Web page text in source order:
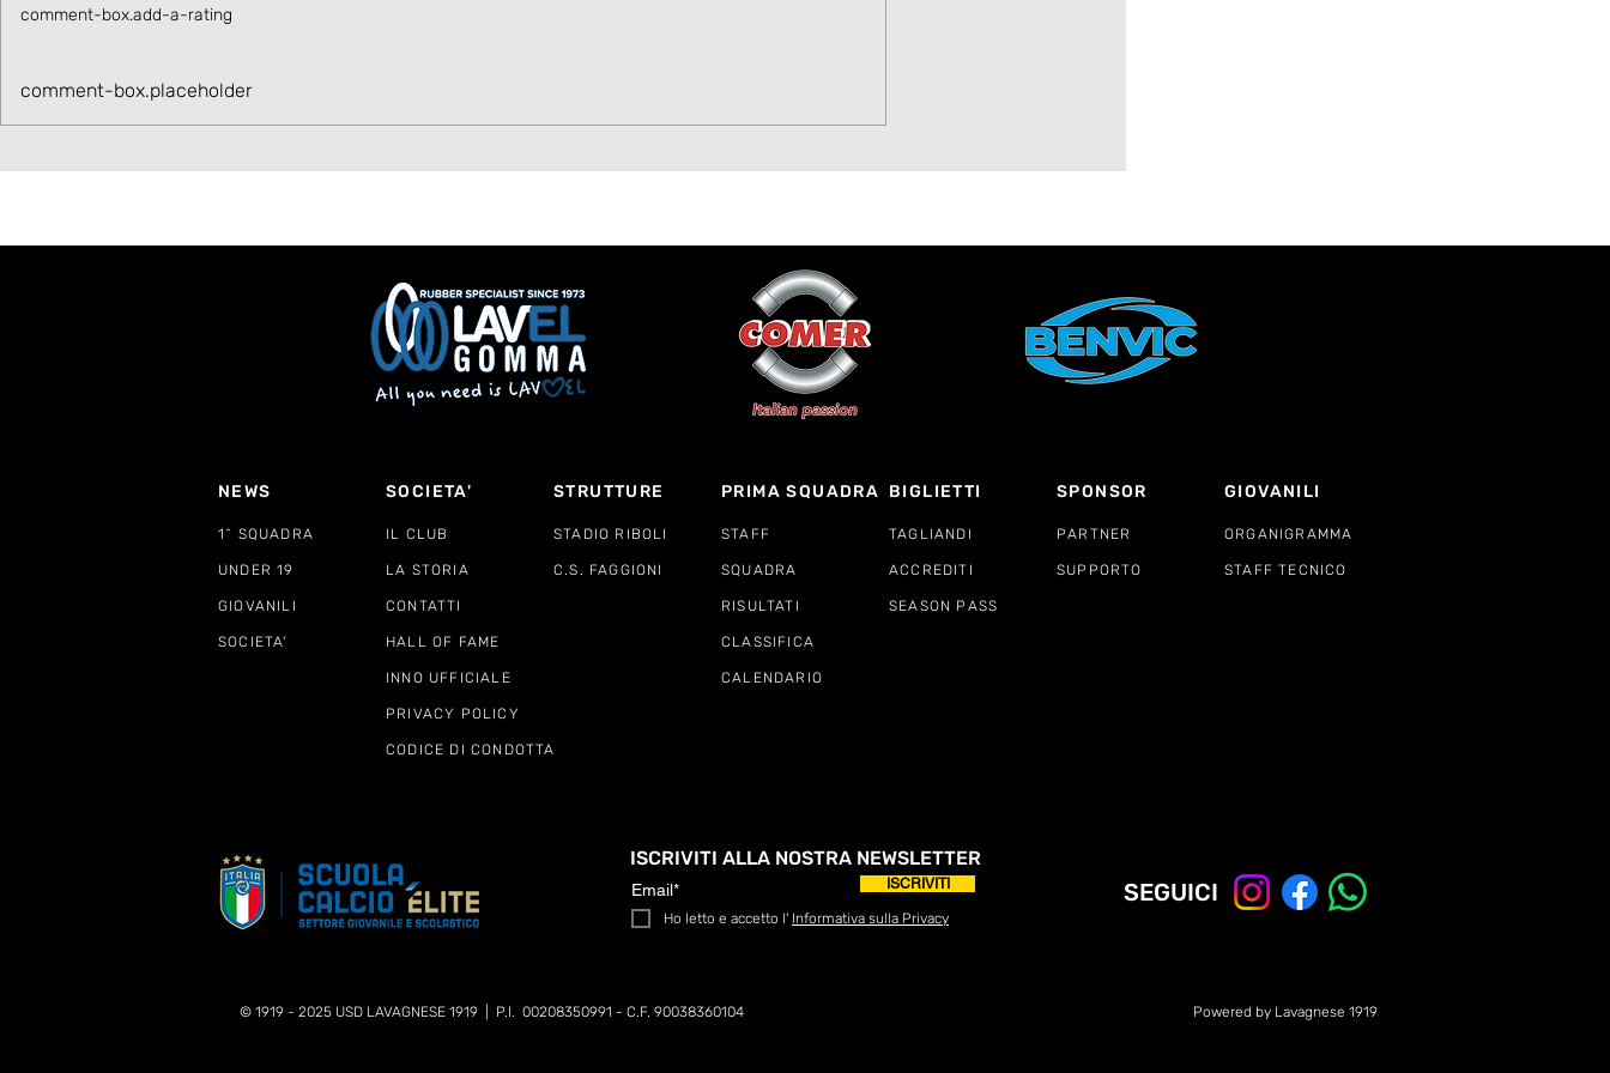
Talento in accelerazione:
comment-box.add-a-rating
comment-box.placeholder
NEWS SOCIETA' STRUTTURE PRIMA SQUADRA BIGLIETTI SPONSOR
1^ SQUADRA IL CLUB STADIO RIBOLI STAFF TAGLIANDI PARTNER
UNDER 19 LA STORIA C.S. FAGGIONI SQUADRA ACCREDITI SUPPORTO
GIOVANILI CONTATTI
SOCIETA' HALL OF FAME
INNO UFFICIALE
RISULTATI SEASON PASS
CLASSIFICA
CALENDARIO
GIOVANILI
ORGANIGRAMMA
STAFF TECNICO
PRIVACY POLICY
CODICE DI CONDOTTA
ISCRIVITI ALLA NOSTRA NEWSLETTER
ISCRIVITI
Ho letto e accetto l' Informativa sulla Privacy
© 1919 - 2025 USD LAVAGNESE 1919 | P.I. 00208350991 - C.F. 90038360104
SEGUICI
Powered by Lavagnese 1919